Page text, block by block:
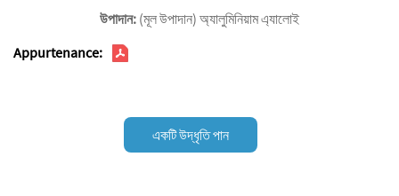
উপাদান: (মূল উপাদান) অ্যালুমিনিয়াম এ্যালোই
Appurtenance:
একটি উদ্ধৃতি পান